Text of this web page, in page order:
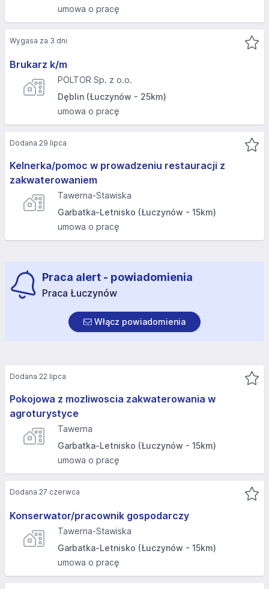
umowa o pracę
Brukarz k/m
POLTOR Sp. z o.o.
Dęblin (Łuczynów - 25km)
umowa o pracę
Wygasa za 3 dni
Kelnerka/pomoc w prowadzeniu restauracji z
zakwaterowaniem
Tawerna-Stawiska
Garbatka-Letnisko (Łuczynów - 15km)
umowa o pracę
Dodana 29 lipca
Praca alert - powiadomienia
Praca Łuczynów
Włącz powiadomienia
Pokojowa z mozliwoscia zakwaterowania w
agroturystyce
Tawerna
Garbatka-Letnisko (Łuczynów - 15km)
umowa o pracę
Dodana 22 lipca
Konserwator/pracownik gospodarczy
Tawerna-Stawiska
Garbatka-Letnisko (Łuczynów - 15km)
umowa o pracę
Dodana 27 czerwca